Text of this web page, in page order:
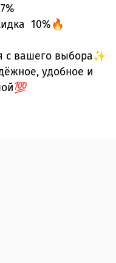
10%🔥
с вашего выбора✨
удобное и